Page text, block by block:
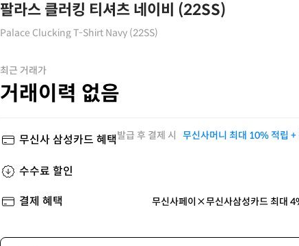
팔라스 클러킹 티셔츠 네이비 (22SS)
Palace Clucking T-Shirt Navy (22SS)
최근 거래가
거래이력 없음
무신사 삼성카드 혜택발급 후 결제 시 무신사머니 최대 10% 적립
수수료 할인
결제 혜택 무신사페이×무신사삼성카드 최대